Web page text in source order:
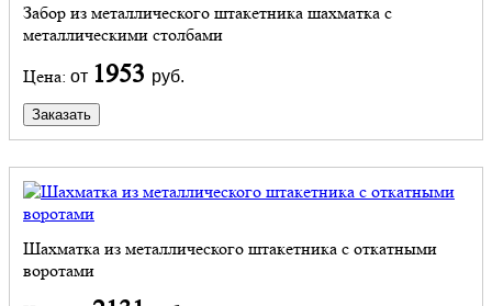
Забор из металлического штакетника шахматка с
металлическими столбами
Цена: от 1953 руб.
Заказать
Шахматка из металлического штакетника с откатными
воротами